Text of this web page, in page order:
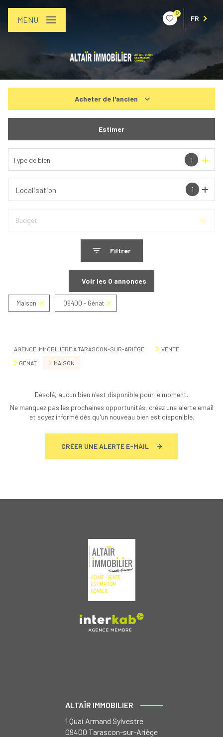
0
FR
MENU
Acheter de l'ancien
Estimer
Type de bien 1
1
Localisation
Budget
Filtrer
Voir les 0 annonces
Maison 09400 - Génat
AGENCE IMMOBILIÈRE À TARASCON-SUR-ARIÈGE
VENTE
GENAT
MAISON
Désolé, aucun bien n'est disponible pour le moment.
Ne manquez pas les prochaines opportunités, créez une alerte email
et soyez informé dès qu'un nouveau bien est disponible.
CRÉER UNE ALERTE E-MAIL
ALTAÏR IMMOBILIER
1 Quai Armand Sylvestre
09400 Tarascon-sur-Ariège